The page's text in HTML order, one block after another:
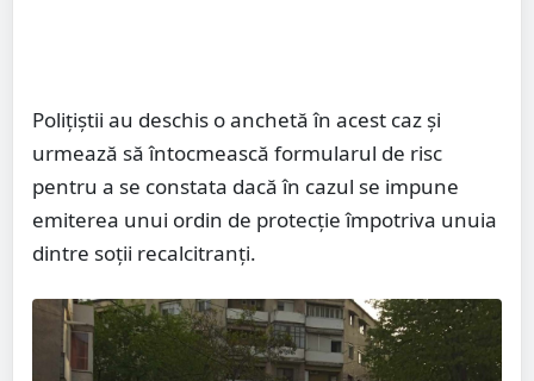
Polițiștii au deschis o anchetă în acest caz și
urmează să întocmească formularul de risc
pentru a se constata dacă în cazul se impune
emiterea unui ordin de protecție împotriva unuia
dintre soții recalcitranți.